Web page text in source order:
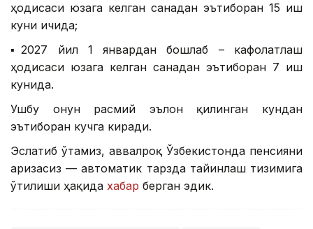
ҳодисаси юзага келган санадан эътиборан 15 иш
куни ичида;
▪️2027 йил 1 январдан бошлаб – кафолатлаш
ҳодисаси юзага келган санадан эътиборан 7 иш
кунида.
Ушбу Қонун расмий эълон қилинган кундан
эътиборан кучга киради.
Эслатиб ўтамиз, аввалроқ Ўзбекистонда пенсияни
аризасиз — автоматик тарзда тайинлаш тизимига
ўтилиши ҳақида хабар берган эдик.